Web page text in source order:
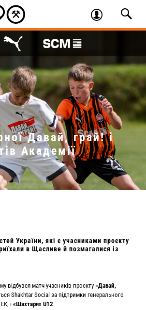
Давай, грай! і
Академії
України, які є учасниками проєкту
в Щасливе й позмагалися із
відбувся матч учасників проєкту«Давай,
Shakhtar Social за підтримки генерального
і«Шахтаря» U12.